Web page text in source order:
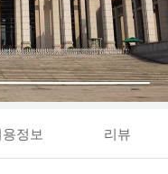
용정보 리뷰